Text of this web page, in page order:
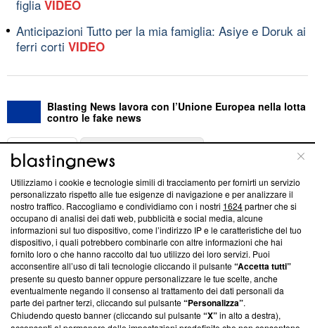
figlia VIDEO
Anticipazioni Tutto per la mia famiglia: Asiye e Doruk ai
ferri corti VIDEO
Blasting News lavora con l’Unione Europea nella lotta
contro le fake news
ABOUT
Questa sezione offre informazioni trasparenti su Blasting
News, sui nostri processi editoriali e su come ci impegniamo a
creare news di qualità. Inoltre, afferma la nostra aderenza a
‘Trust Project - News with Integrity’Blasting News non è
ancora membro del programma, ma ha richiesto di farne
parte; Trust Project non ha ancora effettuato una verifica di
conformità agli standard.
Su di noi
Utilizziamo i cookie e tecnologie simili di tracciamento per fornirti un servizio
personalizzato rispetto alle tue esigenze di navigazione e per analizzare il
nostro traffico. Raccogliamo e condividiamo con i nostri 1624partner che si
occupano di analisi dei dati web, pubblicità e social media, alcune
informazioni sul tuo dispositivo, come l’indirizzo IP e le caratteristiche del tuo
dispositivo, i quali potrebbero combinarle con altre informazioni che hai
fornito loro o che hanno raccolto dal tuo utilizzo dei loro servizi. Puoi
acconsentire all’uso di tali tecnologie cliccando il pulsante“Accetta tutti”
presente su questo banner oppure personalizzare le tue scelte, anche
eventualmente negando il consenso al trattamento dei dati personali da
parte dei partner terzi, cliccando sul pulsante“Personalizza”.
Chiudendo questo banner (cliccando sul pulsante“X”in alto a destra),